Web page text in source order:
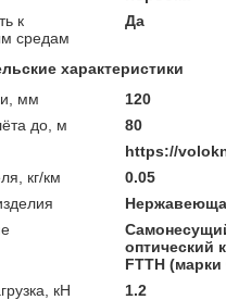
к
средам
Да
характеристики
мм
120
до, м
80
https://
кг/км
0.05
оптический
FTTH
кН
1.2